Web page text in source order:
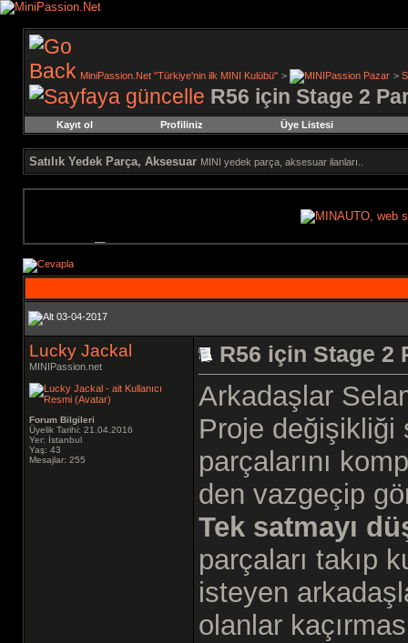
MiniPassion.Net "Türkiye'nin ilk MINI Kulübü" > MINIPassion Pazar >
R56 için Stage 2
Kayıt ol Profiliniz Üye Listesi
Satılık Yedek Parça, Aksesuar MINI yedek parça, aksesuar ilanları..
03-04-2017
Lucky Jackal
MINIPassion.net
Forum Bilgileri
Üyelik Tarihi: 21.04.2016
Yer: İstanbul
Yaş: 43
Mesajlar: 255
R56 için Stage 2
Arkadaşlar
Proje değişikliği
parçalarını
den vazgeçip
Tek satmayı
parçaları takıp
isteyen
olanlar